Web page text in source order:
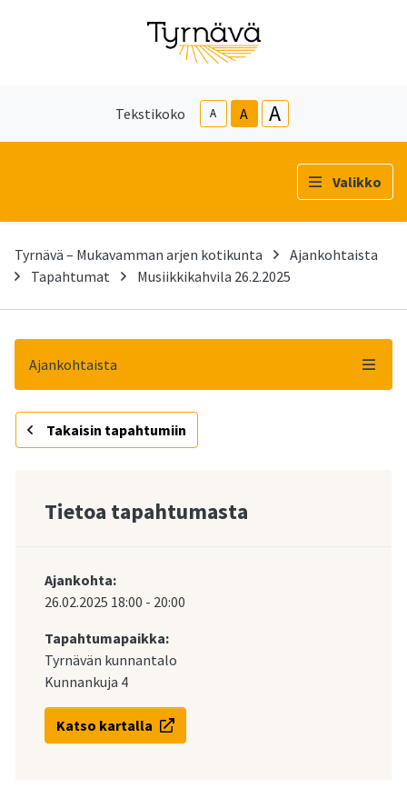
Tekstikoko A A A
Valikko
Tyrnävä – Mukavamman arjen kotikunta
Ajankohtaista
Tapahtumat
Musiikkikahvila 26.2.2025
Ajankohtaista
Takaisin tapahtumiin
Tietoa tapahtumasta
Ajankohta:
26.02.2025 18:00 - 20:00
Tapahtumapaikka:
Tyrnävän kunnantalo
Kunnankuja 4
Katso kartalla